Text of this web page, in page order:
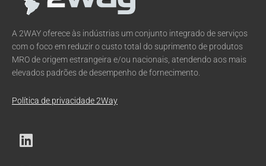
A 2WAY oferece às indústrias um conjunto integrado de serviços
com o foco em reduzir o custo total do suprimento de produtos
MRO de origem estrangeira e/ou nacionais, atendendo aos mais
elevados padrões de desempenho de fornecimento.
Política de privacidade 2Way